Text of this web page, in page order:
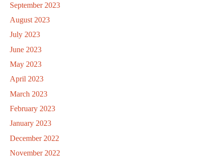
September 2023
August 2023
July 2023
June 2023
May 2023
April 2023
March 2023
February 2023
January 2023
December 2022
November 2022